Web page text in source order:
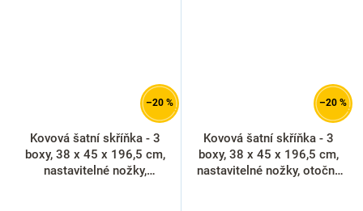
–20 %
Kovová šatní skříňka - 3
boxy, 38 x 45 x 196,5 cm,
nastavitelné nožky,
–20 %
Kovová šatní skříňka - 3
boxy, 38 x 45 x 196,5 cm,
nastavitelné nožky, otočný